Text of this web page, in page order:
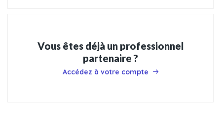
Vous êtes déjà un professionnel
partenaire ?
Accédez à votre compte